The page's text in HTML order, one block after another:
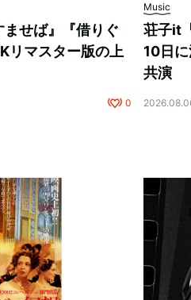
せば』『借りぐ
リマスター版の上
0
Music
荘子it
10日
共演